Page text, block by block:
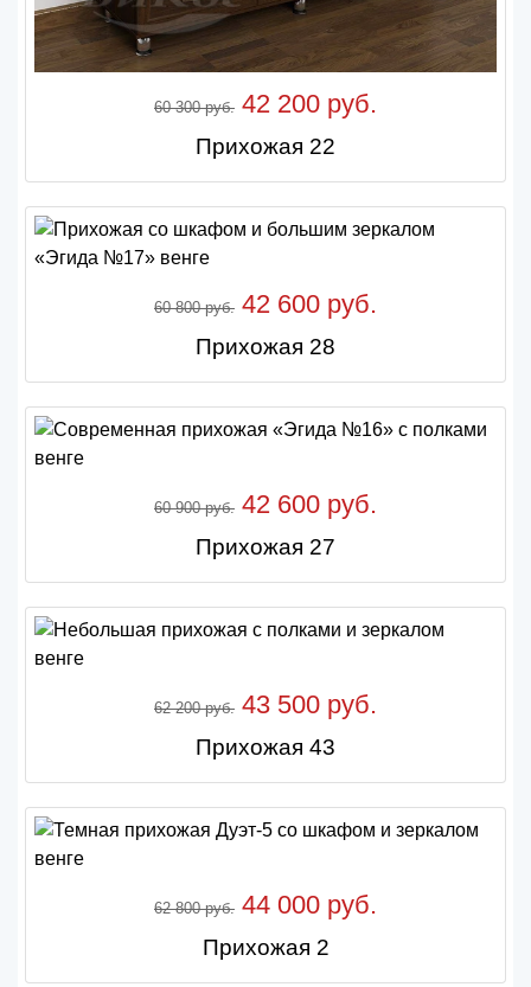
60 300 руб. 42 200 руб.
Прихожая 22
60 800 руб. 42 600 руб.
Прихожая 28
60 900 руб. 42 600 руб.
Прихожая 27
62 200 руб. 43 500 руб.
Прихожая 43
62 800 руб. 44 000 руб.
Прихожая 2